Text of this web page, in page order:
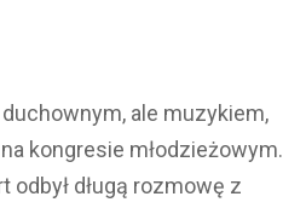
ale muzykiem,
kongresie młodzieżowym.
odbył długą rozmowę z